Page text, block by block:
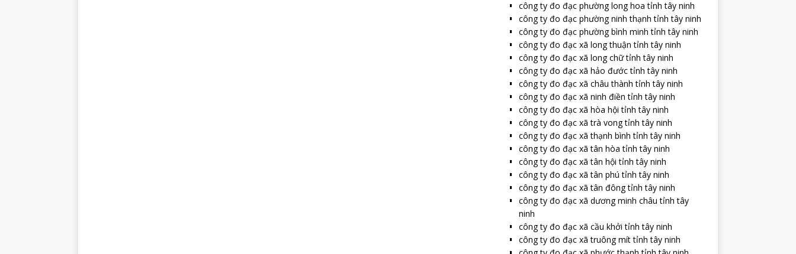
công ty đo đạc phường long hoa tỉnh tây ninh
công ty đo đạc phường ninh thạnh tỉnh tây ninh
công ty đo đạc phường bình minh tỉnh tây ninh
công ty đo đạc xã long thuận tỉnh tây ninh
công ty đo đạc xã long chữ tỉnh tây ninh
công ty đo đạc xã hảo đước tỉnh tây ninh
công ty đo đạc xã châu thành tỉnh tây ninh
công ty đo đạc xã ninh điền tỉnh tây ninh
công ty đo đạc xã hòa hội tỉnh tây ninh
công ty đo đạc xã trà vong tỉnh tây ninh
công ty đo đạc xã thạnh bình tỉnh tây ninh
công ty đo đạc xã tân hòa tỉnh tây ninh
công ty đo đạc xã tân hội tỉnh tây ninh
công ty đo đạc xã tân phú tỉnh tây ninh
công ty đo đạc xã tân đông tỉnh tây ninh
công ty đo đạc xã dương minh châu tỉnh tây
ninh
công ty đo đạc xã cầu khởi tỉnh tây ninh
công ty đo đạc xã truông mít tỉnh tây ninh